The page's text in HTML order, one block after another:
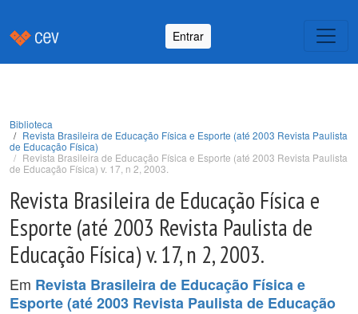
Entrar
Biblioteca
Revista Brasileira de Educação Física e Esporte (até 2003 Revista Paulista
de Educação Física)
Revista Brasileira de Educação Física e Esporte (até 2003 Revista Paulista
de Educação Física) v. 17, n 2, 2003.
Revista Brasileira de Educação Física e
Esporte (até 2003 Revista Paulista de
Educação Física) v. 17, n 2, 2003.
Em Revista Brasileira de Educação Física e
Esporte (até 2003 Revista Paulista de Educação